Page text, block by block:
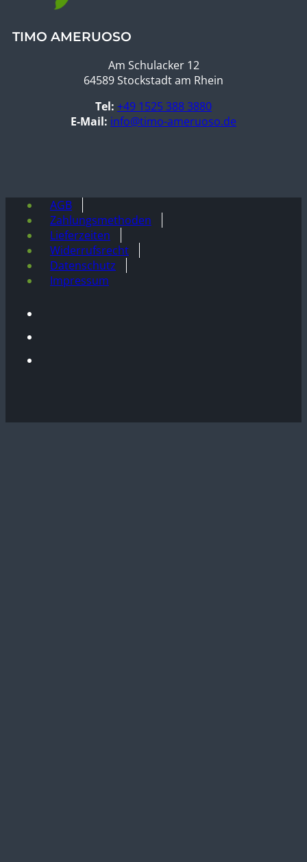
TIMO AMERUOSO
Am Schulacker 12
64589 Stockstadt am Rhein
Tel: +49 1525 388 3880
E-Mail: info@timo-ameruoso.de
AGB
Zahlungsmethoden
Lieferzeiten
Widerrufsrecht
Datenschutz
Impressum